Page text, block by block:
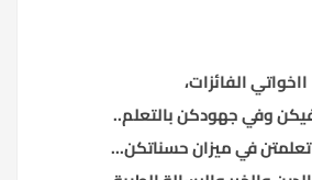
ااخواتي الفائزات،
فيكن وفي جهودكن بالتعلم..
في ميزان حسناتكن...